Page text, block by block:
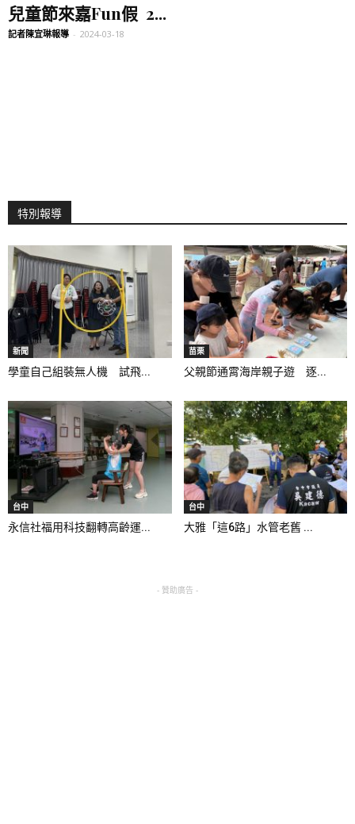
兒童節來嘉Fun假 2...
記者陳宜琳報導 - 2024-03-18
特別報導
新聞
學童自己組裝無人機 試飛...
苗栗
父親節通霄海岸親子遊 逐...
台中
永信社福用科技翻轉高齡運...
台中
大雅「這6路」水管老舊 ...
- 贊助廣告 -